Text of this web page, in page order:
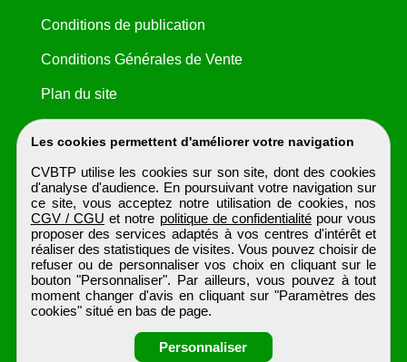
Les cookies permettent d'améliorer votre navigation
CVBTP utilise les cookies sur son site, dont des cookies
d'analyse d'audience. En poursuivant votre navigation sur
ce site, vous acceptez notre utilisation de cookies, nos
CGV / CGU et notre politique de confidentialité pour vous
proposer des services adaptés à vos centres d'intérêt et
réaliser des statistiques de visites. Vous pouvez choisir de
refuser ou de personnaliser vos choix en cliquant sur le
bouton "Personnaliser". Par ailleurs, vous pouvez à tout
moment changer d'avis en cliquant sur "Paramètres des
cookies" situé en bas de page.
Personnaliser
Conditions de publication
Conditions Générales de Vente
Plan du site